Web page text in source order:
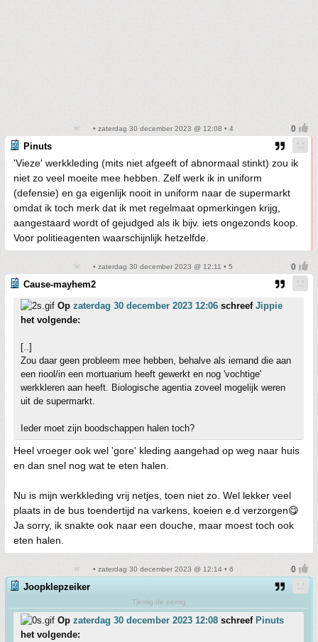
• zaterdag 30 december 2023 @ 12:08 • 4
Pinuts
'Vieze' werkkleding (mits niet afgeeft of abnormaal stinkt) zou ik
niet zo veel moeite mee hebben. Zelf werk ik in uniform
(defensie) en ga eigenlijk nooit in uniform naar de supermarkt
omdat ik toch merk dat ik met regelmaat opmerkingen krijg,
aangestaard wordt of gejudged als ik bijv. iets ongezonds koop.
Voor politieagenten waarschijnlijk hetzelfde.
• zaterdag 30 december 2023 @ 12:11 • 5
Cause-mayhem2
Op zaterdag 30 december 2023 12:06 schreef Jippie
het volgende:
[..]
Zou daar geen probleem mee hebben, behalve als iemand die aan
een riool/in een mortuarium heeft gewerkt en nog 'vochtige'
werkkleren aan heeft. Biologische agentia zoveel mogelijk weren
uit de supermarkt.
Ieder moet zijn boodschappen halen toch?
Heel vroeger ook wel 'gore' kleding aangehad op weg naar huis
en dan snel nog wat te eten halen.
Nu is mijn werkkleding vrij netjes, toen niet zo. Wel lekker veel
plaats in de bus toendertijd na varkens, koeien e.d verzorgen😋
Ja sorry, ik snakte ook naar een douche, maar moest toch ook
eten halen.
• zaterdag 30 december 2023 @ 12:14 • 6
Joopklepzeiker
Tjemig de pemig
Op zaterdag 30 december 2023 12:08 schreef Pinuts
het volgende: